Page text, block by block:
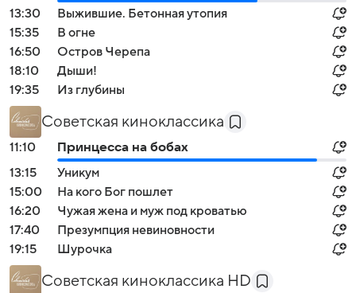
13:30
Выжившие. Бетонная утопия
15:35
В огне
16:50
Остров Черепа
18:10
Дыши!
19:35
Из глубины
Советская киноклассика
11:10
Принцесса на бобах
13:15
Уникум
15:00
На кого Бог пошлет
16:20
Чужая жена и муж под кроватью
17:40
Презумпция невиновности
19:15
Шурочка
Советская киноклассика HD